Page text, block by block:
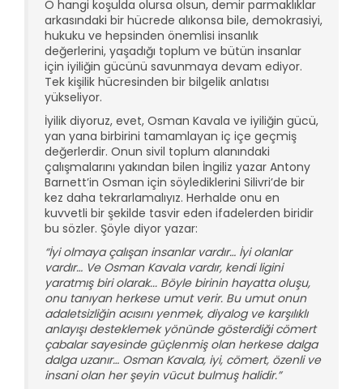
O hangi koşulda olursa olsun, demir parmaklıklar
arkasındaki bir hücrede alıkonsa bile, demokrasiyi,
hukuku ve hepsinden önemlisi insanlık
değerlerini, yaşadığı toplum ve bütün insanlar
için iyiliğin gücünü savunmaya devam ediyor.
Tek kişilik hücresinden bir bilgelik anlatısı
yükseliyor.
İyilik diyoruz, evet, Osman Kavala ve iyiliğin gücü,
yan yana birbirini tamamlayan iç içe geçmiş
değerlerdir. Onun sivil toplum alanındaki
çalışmalarını yakından bilen İngiliz yazar Antony
Barnett’in Osman için söylediklerini Silivri’de bir
kez daha tekrarlamalıyız. Herhalde onu en
kuvvetli bir şekilde tasvir eden ifadelerden biridir
bu sözler. Şöyle diyor yazar:
“İyi olmaya çalışan insanlar vardır… İyi olanlar
vardır… Ve Osman Kavala vardır, kendi ligini
yaratmış biri olarak... Böyle birinin hayatta oluşu,
onu tanıyan herkese umut verir. Bu umut onun
adaletsizliğin acısını yenmek, diyalog ve karşılıklı
anlayışı desteklemek yönünde gösterdiği cömert
çabalar sayesinde güçlenmiş olan herkese dalga
dalga uzanır… Osman Kavala, iyi, cömert, özenli ve
insani olan her şeyin vücut bulmuş halidir.”